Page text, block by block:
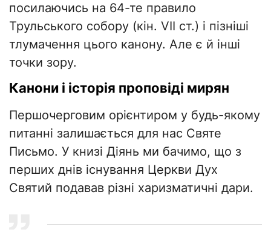
посилаючись на 64-те правило
Трульського собору (кін. VII ст.) і пізніші
тлумачення цього канону. Але є й інші
точки зору.
Канони і історія проповіді мирян
Першочерговим орієнтиром у будь-якому
питанні залишається для нас Святе
Письмо. У книзі Діянь ми бачимо, що з
перших днів існування Церкви Дух
Святий подавав різні харизматичні дари.